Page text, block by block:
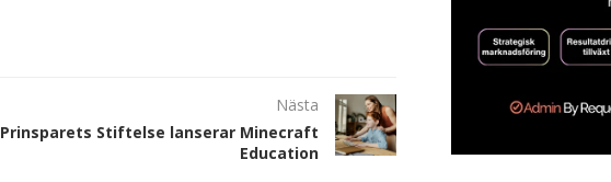
Nästa
Prinsparets Stiftelse lanserar Minecraft
Education